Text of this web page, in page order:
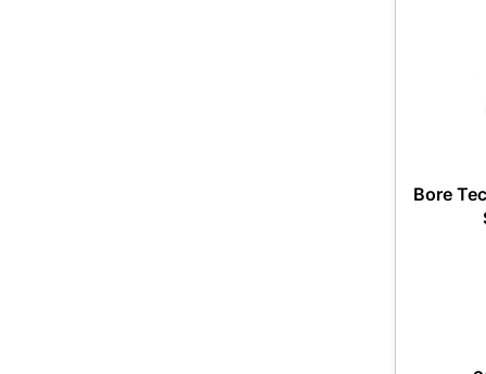
Bore